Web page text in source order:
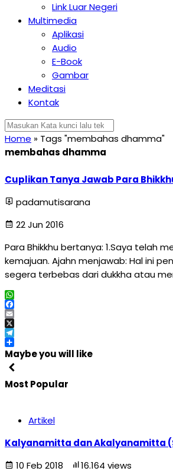
Link Luar Negeri
Multimedia
Aplikasi
Audio
E-Book
Gambar
Meditasi
Kontak
Home » Tags "membahas dhamma"
membahas dhamma
Cuplikan Tanya Jawab Para
padamutisarana
22 Jun 2016
Para Bhikkhu bertanya: 1.Saya telah
kemajuan. Ajahn menjawab: Hal ini
segera terbebas dari dukkha atau
WhatsApp
Facebook
Email
X
Telegram
Share
Maybe you will like
Most Popular
Artikel
Kalyanamitta dan Akalyanamitta
10 Feb 2018
16.164 views